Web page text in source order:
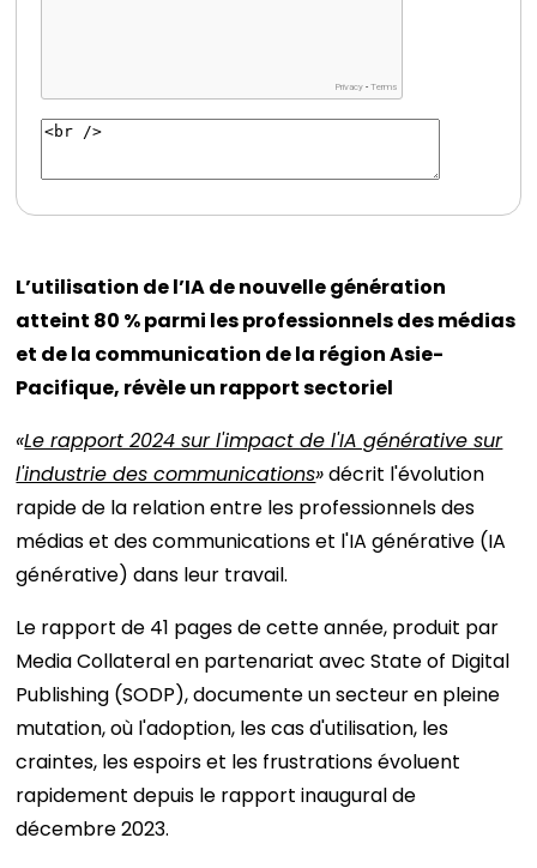
L’utilisation de l’IA de nouvelle génération
atteint 80 % parmi les professionnels des médias
et de la communication de la région Asie-
Pacifique, révèle un rapport sectoriel
«Le rapport 2024 sur l'impact de l'IA générative sur
l'industrie des communications»décrit l'évolution
rapide de la relation entre les professionnels des
médias et des communications et l'IA générative (IA
générative) dans leur travail.
Le rapport de 41 pages de cette année, produit par
Media Collateral en partenariat avec State of Digital
Publishing (SODP), documente un secteur en pleine
mutation, où l'adoption, les cas d'utilisation, les
craintes, les espoirs et les frustrations évoluent
rapidement depuis le rapport inaugural de
décembre 2023.